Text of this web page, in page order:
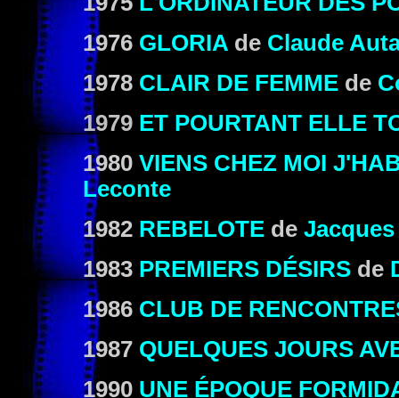
1976 GLORIA de Claude
1978 CLAIR DE FEMME de
1979 ET POURTANT ELLE
1980 VIENS CHEZ MOI
Leconte
1982 REBELOTE de
1983 PREMIERS DÉSIRS de
1986 CLUB DE
1987 QUELQUES JOURS
1990 UNE ÉPOQUE